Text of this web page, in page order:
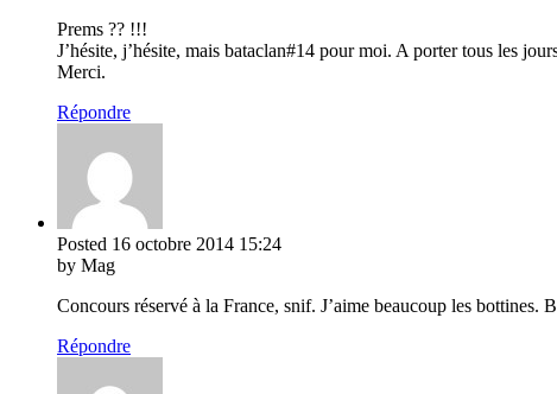
Prems ?? !!!
J’hésite, j’hésite, mais bataclan#14 pour moi. A porter tous les
Merci.
Répondre
Posted 16 octobre 2014 15:24
by Mag
Concours réservé à la France, snif. J’aime beaucoup les bottines.
Répondre